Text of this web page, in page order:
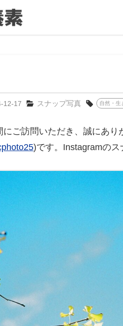
12-17 スナップ写真 自然・生
にご訪問いただき、誠にあ
)です。Instagramのス